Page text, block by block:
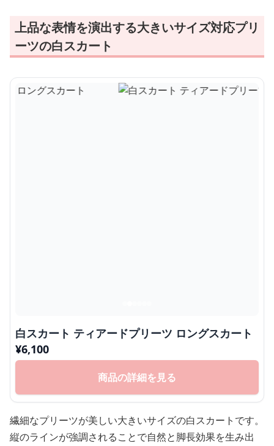
上品な表情を演出する大きいサイズ対応プリ
ーツの白スカート
白スカート ティアードプリーツ ロングスカート
¥6,100
商品の詳細を見る
繊細なプリーツが美しい大きいサイズの白スカートです。
縦のラインが強調されることで自然と脚長効果を生み出